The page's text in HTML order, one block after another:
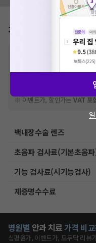
가격표
비급여 항목의 경우,추가비
한 가격은 해당 의료기관에 직
※급여 항목의 경우,건강보험
격입니다. (진료와 연관된 복
산정될 수 있는 점 참고 바랍니
※ 이벤트가, 할인가는VAT 포
백내장수술 렌즈
초음파 검사료(기본초음
기능 검사료(시기능검사)
제증명수수료
병원별 안과 치료가격 비
심평원가, 이벤트가, 모두닥 리뷰